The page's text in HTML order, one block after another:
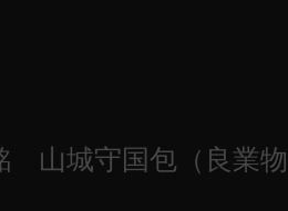
山城守国包（良業物